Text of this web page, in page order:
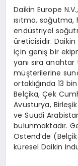
Daikin Europe
ısıtma,
endüstriyel
üreticisidir.
için geniş bir
yanı sıra
müşterilerine
ortaklığında 13
Belçika, Çek
Avusturya,
ve Suudi
bulunmaktadır.
Ostend’de
küresel Daikin